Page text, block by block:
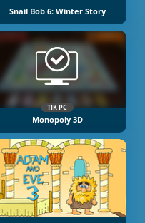
Snail Bob 6: Winter Story
TIK PC
Monopoly 3D